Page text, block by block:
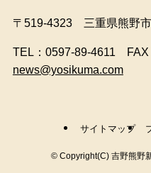
〒519-4323 三重県熊野
​TEL：0597-89-4611
news@yosikuma.com
サイトマップ
©Copyright(C) 吉野熊野